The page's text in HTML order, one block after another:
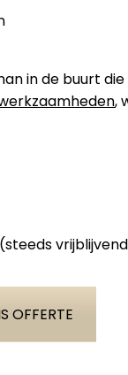
in de buurt
,
OFFERTE